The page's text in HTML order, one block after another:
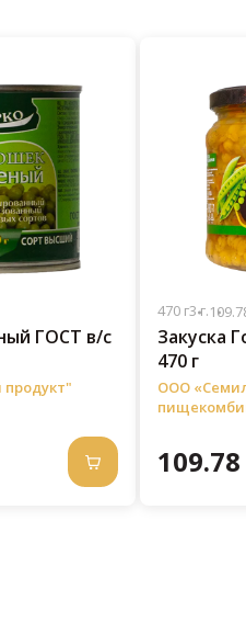
ГОСТ в/с
470 г3 г.
Закуска
470 г
ООО